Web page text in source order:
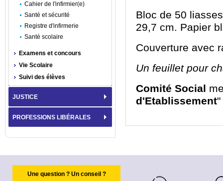
Bloc de 50
29,7 cm. Papier
Couverture avec
Un feuillet pour
Comité Social
d'Etablissement
Cahier de l'infirmier(e)
Santé et sécurité
Registre d'infirmerie
Santé scolaire
Examens et concours
Vie Scolaire
Suivi des élèves
JUSTICE
PROFESSIONS LIBÉRALES
Une question ? Un conseil ?